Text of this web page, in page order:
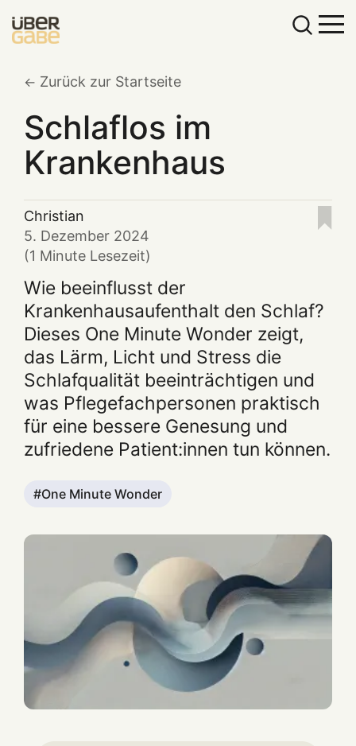
Zurück zur Startseite
Schlaflos im
Krankenhaus
Christian
5. Dezember 2024
(1 Minute Lesezeit)
Wie beeinflusst der
Krankenhausaufenthalt den Schlaf?
Dieses One Minute Wonder zeigt,
das Lärm, Licht und Stress die
Schlafqualität beeinträchtigen und
was Pflegefachpersonen praktisch
für eine bessere Genesung und
zufriedene Patient:innen tun können.
One Minute Wonder